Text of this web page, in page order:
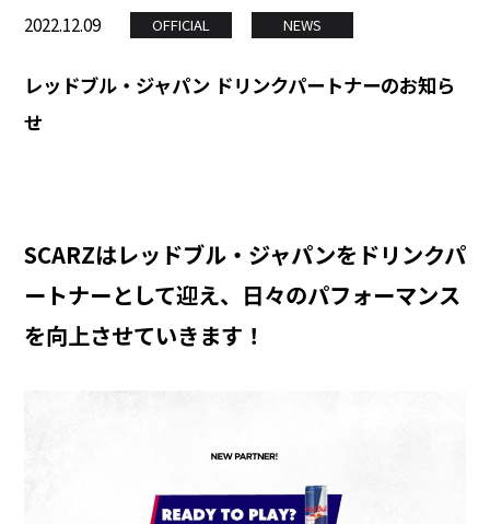
2022.12.09 OFFICIAL NEWS
レッドブル・ジャパン ドリンクパートナーのお知ら
せ
SCARZはレッドブル・ジャパンをドリンクパ
ートナーとして迎え、日々のパフォーマンス
を向上させていきます！